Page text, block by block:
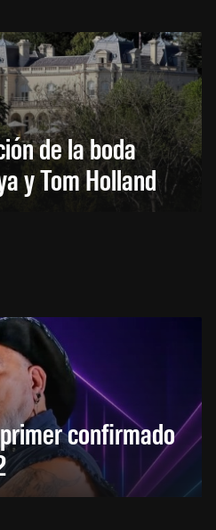
de la boda
y Tom Holland
confirmado